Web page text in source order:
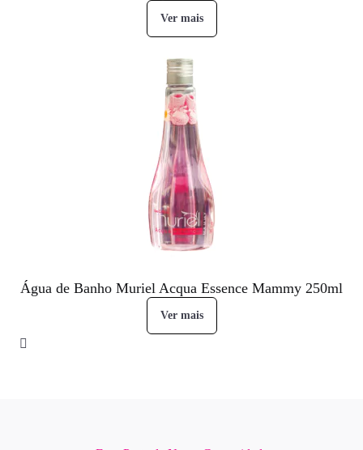
Ver mais
Água de Banho Muriel Acqua Essence Mammy 250ml
Ver mais